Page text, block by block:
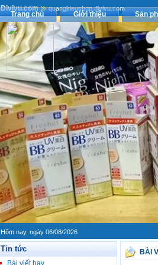
Divivu.com quangkieushop.divivu.com
Trang chủ Giới thiệu Sản
Hôm nay, ngày 06/08/2026
Tin tức
Bài viết hay
BÀI